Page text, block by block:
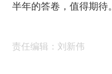
半年的答卷，值得期待。
责任编辑：刘新伟